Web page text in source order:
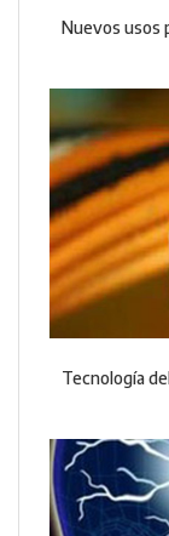
Nuevos usos
Tecnología